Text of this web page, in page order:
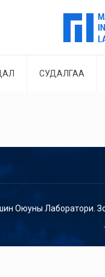
СУДАЛГАА
Оюуны Лаборатори.